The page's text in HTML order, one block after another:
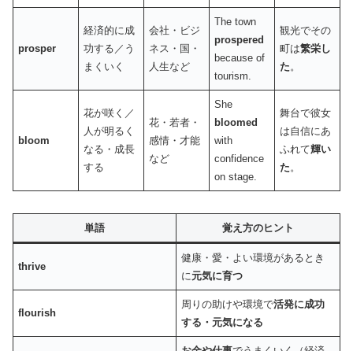
prosper
経済的に成
功する／う
まくいく
会社・ビジ
ネス・国・
人生など
The town
prospered
because of
tourism.
観光でその
町は繁栄し
た 。
bloom
花が咲く／
人が明るく
なる・成長
する
花・若者・
感情・才能
など
She
bloomed
with
confidence
on stage.
舞台で彼女
は自信にあ
ふれて輝い
た 。
単語 覚え方のヒント
thrive
健康・愛・よい環境があるとき
に元気に育つ
flourish
周りの助けや環境で活発に成功
する・元気になる